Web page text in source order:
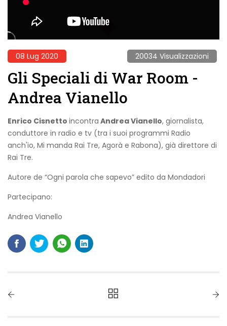
08 Lug 2020 20034 Visualizzazioni
Gli Speciali di War Room -
Andrea Vianello
Enrico Cisnetto incontra Andrea Vianello, giornalista,
conduttore in radio e tv (tra i suoi programmi Radio
anch'io, Mi manda Rai Tre, Agorà e Rabona), già direttore di
Rai Tre.
Autore de “Ogni parola che sapevo” edito da Mondadori
Partecipano:
Andrea Vianello